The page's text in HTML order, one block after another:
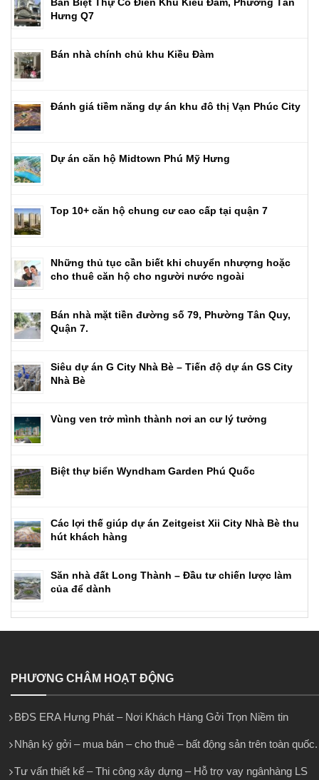
Hưng Q7
Bán nhà chính chủ khu Kiều Đàm
Đánh giá tiềm năng dự án khu đô thị Vạn Phúc City
Dự án căn hộ Midtown Phú Mỹ Hưng
Top 10+ căn hộ chung cư cao cấp tại quận 7
Những thủ tục cần biết khi chuyển nhượng hoặc
cho thuê căn hộ cho người nước ngoài
Bán nhà mặt tiền đường số 79, Phường Tân Quy,
Quận 7.
Siêu dự án G City Nhà Bè – Tiến độ dự án GS City
Nhà Bè
Vùng ven trở mình thành nơi an cư lý tưởng
Biệt thự biển Wyndham Garden Phú Quốc
Các lợi thế giúp dự án Zeitgeist Xii City Nhà Bè thu
hút khách hàng
Săn nhà đất Long Thành – Đầu tư chiến lược làm
của để dành
PHƯƠNG CHÂM HOẠT ĐỘNG
BĐS ERA Hưng Phát – Nơi Khách Hàng Gởi Trọn Niềm tin
Nhận ký gởi – mua bán – cho thuê – bất động sản trên toàn quốc.
Tư vấn thiết kế – Thi công xây dựng – Hỗ trợ vay ngânhàng LS